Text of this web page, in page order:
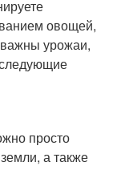
овощей,
урожаи,
просто
а также